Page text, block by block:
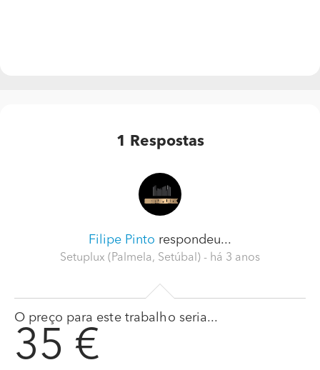
1 Respostas
Filipe Pinto respondeu...
Setuplux (Palmela, Setúbal) - há 3 anos
O preço para este trabalho seria...
35 €